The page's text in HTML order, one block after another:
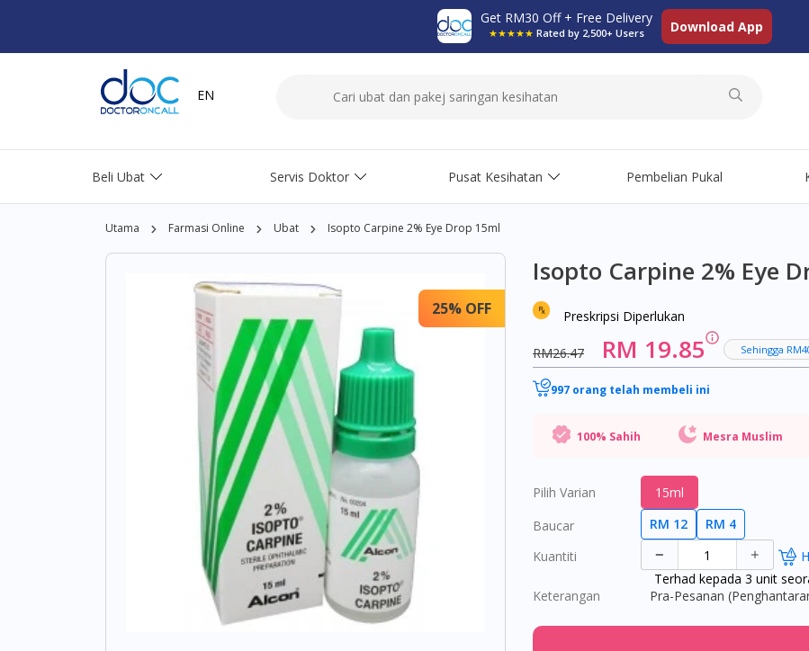
Get RM30 Off + Free Delivery
★★★★★ Rated by 2,500+ Users Download App
EN
Beli Ubat Servis Doktor Pusat Kesihatan Pembelian Pukal
Utama Farmasi Online Ubat Isopto Carpine 2% Eye Drop 15ml
25% OFF
Isopto Carpine 2% Eye
Preskripsi Diperlukan
RM26.47 RM 19.85 Sehingga
997 orang telah membeli ini
100% Sahih Mesra Muslim
Pilih Varian
15ml
Baucar
RM 12
RM 4
Kuantiti
Terhad kepada 3 unit
Keterangan
Pra-Pesanan